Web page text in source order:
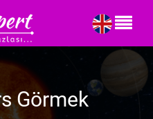
Görmek